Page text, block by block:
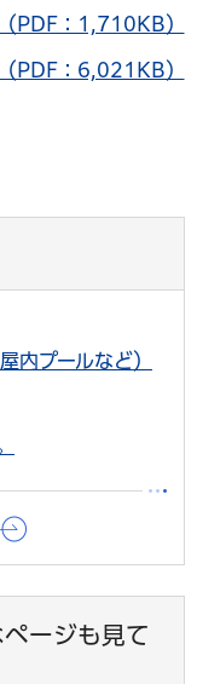
（PDF：1,710KB）
（PDF：6,021KB）
内プールなど）
ージも見て